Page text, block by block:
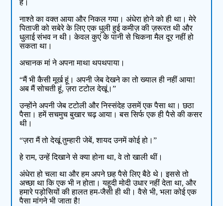
हैं।
नाश्ते का वक्त आया और निकल गया। अंधेरा होने को ही था। मेरे
पिताजी को सबेरे के लिए एक धुली हुई कमीज़ की ज़रूरत थी और
धुलाई संभव न थी। केवल कुएं के पानी से चिकना मैल दूर नहीं हो
सकता था।
अचानक मां ने अपना माथा थपथपाया।
“मैं भी कैसी मूर्ख हूं। अपनी जेब देखने का तो ख्याल ही नहीं आया!
अब मैं सोचती हूं, ज़रा टटोल देखूं।”
उन्होंने अपनी जेब टटोली और निस्संदेह उसमें एक पैसा था। छठा
पैसा। हमें सचमुच बुखार चढ़ आया। बस सिर्फ एक ही पैसे की कसर
थी।
“ज़रा मैं तो देखूं तुम्हारी जेबें, शायद उनमें कोई हो।”
हे राम, उन्हें दिखाने से क्या होना था, वे तो खाली थीं।
अंधेरा हो चला था और हम अपने छह पैसे लिए बैठे थे। इससे तो
अच्छा था कि एक भी न होता। यहूदी मोदी उधार नहीं देता था, और
हमारे पड़ोसियों की हालत हम-जैसी ही थी। वैसे भी, भला कोई एक
पैसा मांगने भी जाता है!